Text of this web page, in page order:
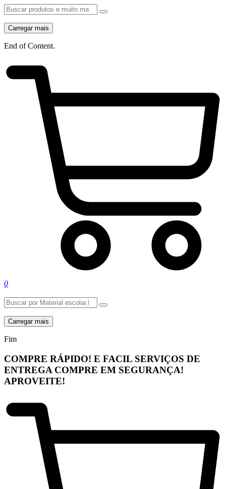
Carregar mais
End of Content.
0
Carregar mais
Fim
COMPRE RÁPIDO! E FACIL SERVIÇOS DE
ENTREGA COMPRE EM SEGURANÇA!
APROVEITE!